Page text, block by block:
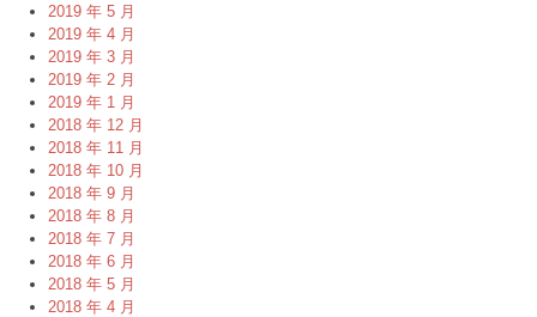
2019 年 5 月
2019 年 4 月
2019 年 3 月
2019 年 2 月
2019 年 1 月
2018 年 12 月
2018 年 11 月
2018 年 10 月
2018 年 9 月
2018 年 8 月
2018 年 7 月
2018 年 6 月
2018 年 5 月
2018 年 4 月